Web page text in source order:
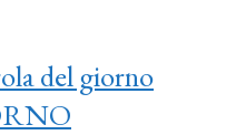
del giorno